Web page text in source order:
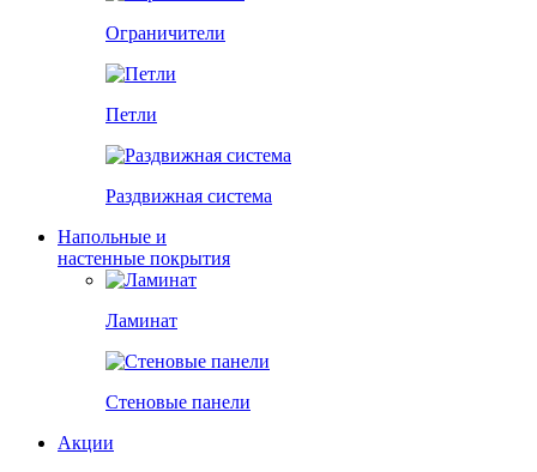
Ограничители
Петли
Раздвижная система
Напольные и
настенные покрытия
Ламинат
Стеновые панели
Акции